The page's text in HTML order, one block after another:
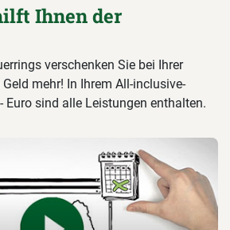
Ihnen der
verschenken Sie bei Ihrer
mehr! In Ihrem All-inclusive-
Euro sind alle Leistungen enthalten.